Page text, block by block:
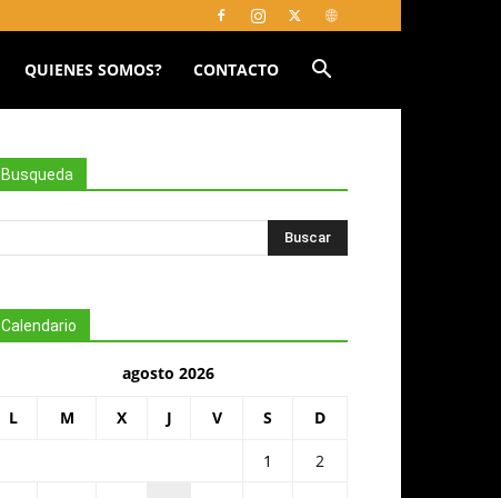
QUIENES SOMOS? CONTACTO
Busqueda
Calendario
agosto 2026
L M X J V S D
1
2